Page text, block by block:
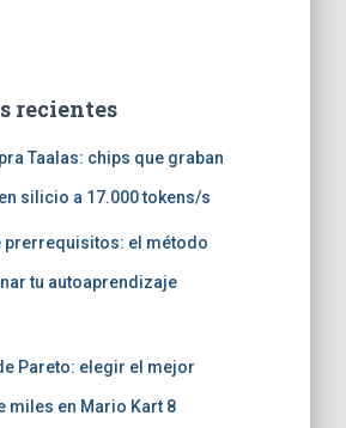
recientes
Taalas: chips que graban
silicio a 17.000 tokens/s
prerrequisitos: el método
tu autoaprendizaje
Pareto: elegir el mejor
miles en Mario Kart 8